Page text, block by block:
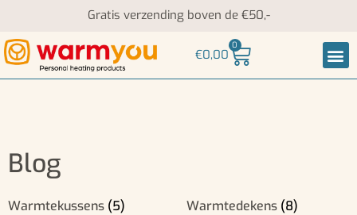
Gratis verzending boven de €50,-
€0,00
0
Blog
Warmtekussens (5) Warmtedekens (8)